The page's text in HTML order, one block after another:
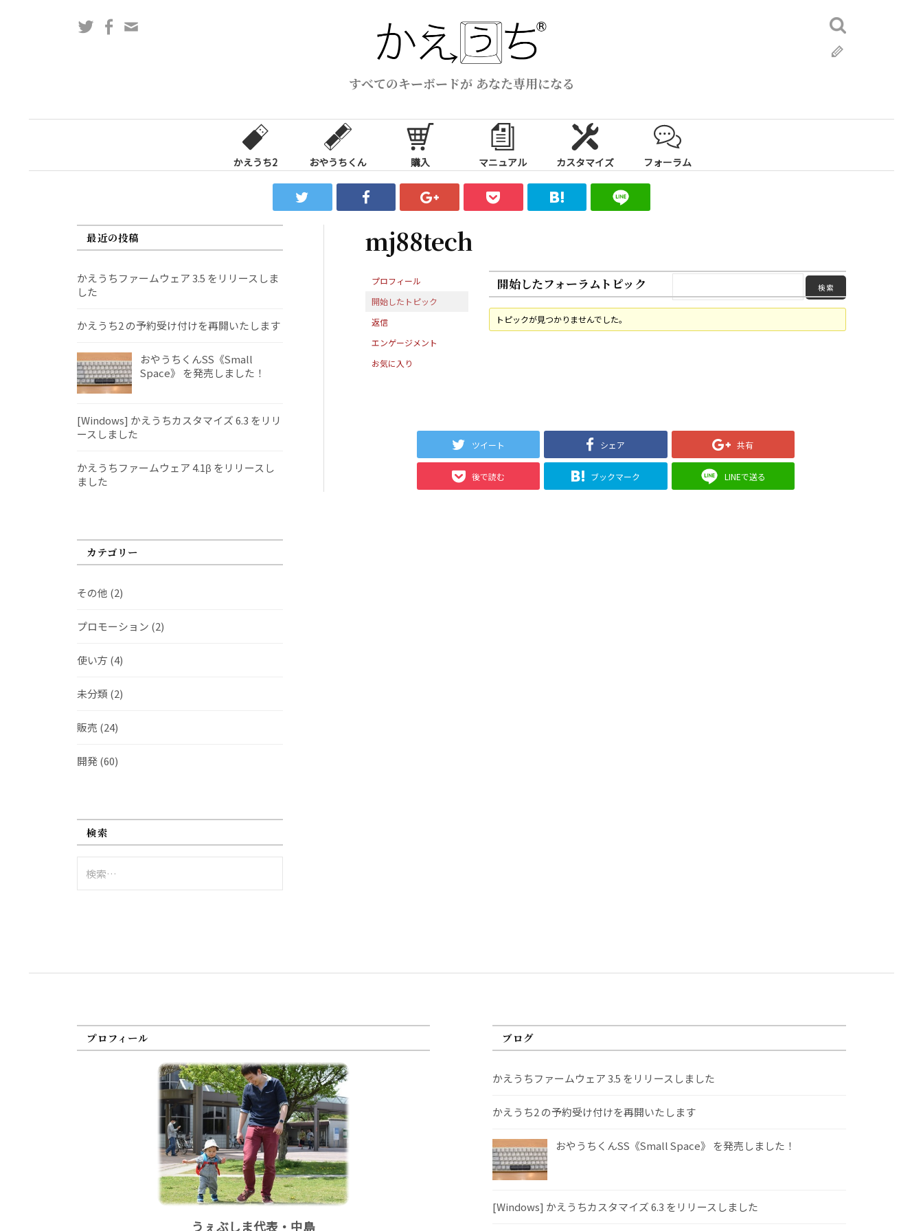
ス
すべてのキーボードが あなた専用になる
TwitterFacebook
検
索:
かえうち2 おやうちくん 購入 マニュアル カスタマイズ フォーラム
mj88tech
プロフィール
開始したトピック
返信
エンゲージメント
お気に入り
開始したフォーラムトピック
トピックが見つかりませんでした。
ツイート シェア 共有
後で読む ブックマーク LINEで送る
最近の投稿
かえうちファームウェア 3.5 をリリースしま
した
かえうち2 の予約受け付けを再開いたします
おやうちくんSS《Small
Space》 を発売しました！
[Windows] かえうちカスタマイズ 6.3 をリリ
ースしました
かえうちファームウェア 4.1β をリリースし
ました
カテゴリー
その他 (2)
プロモーション (2)
使い方 (4)
未分類 (2)
販売 (24)
開発(60)
検索
索:
プロフィール
うぇぶしま代表・中島
ブログ
かえうちファームウェア 3.5 をリリースしました
かえうち2 の予約受け付けを再開いたします
おやうちくんSS《Small Space》 を発売しました！
[Windows] かえうちカスタマイズ 6.3 をリリースしました